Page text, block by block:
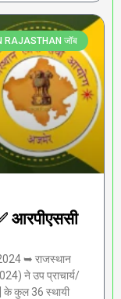
RAJASTHAN जॉब
आरपीएससी
➥ राजस्थान
ने उप प्राचार्य/
कुल 36 स्थायी